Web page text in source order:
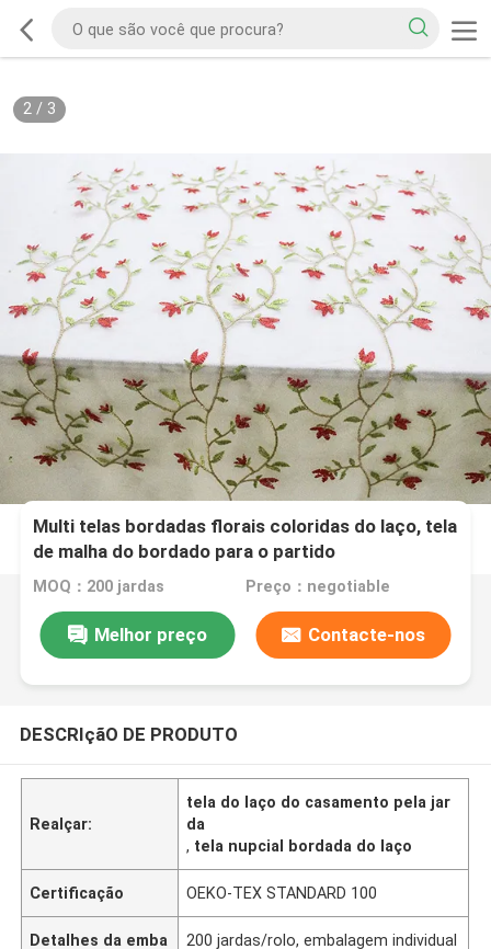
2/ 3
Multi telas bordadas florais coloridas do laço, tela
de malha do bordado para o partido
MOQ：200 jardas Preço：negotiable
Melhor preço Contacte-nos
DESCRIçãO DE PRODUTO
Realçar:
tela do laço do casamento pela jar
da
, tela nupcial bordada do laço
Certificação OEKO-TEX STANDARD 100
Detalhes da emba
200 jardas/rolo, embalagem individual